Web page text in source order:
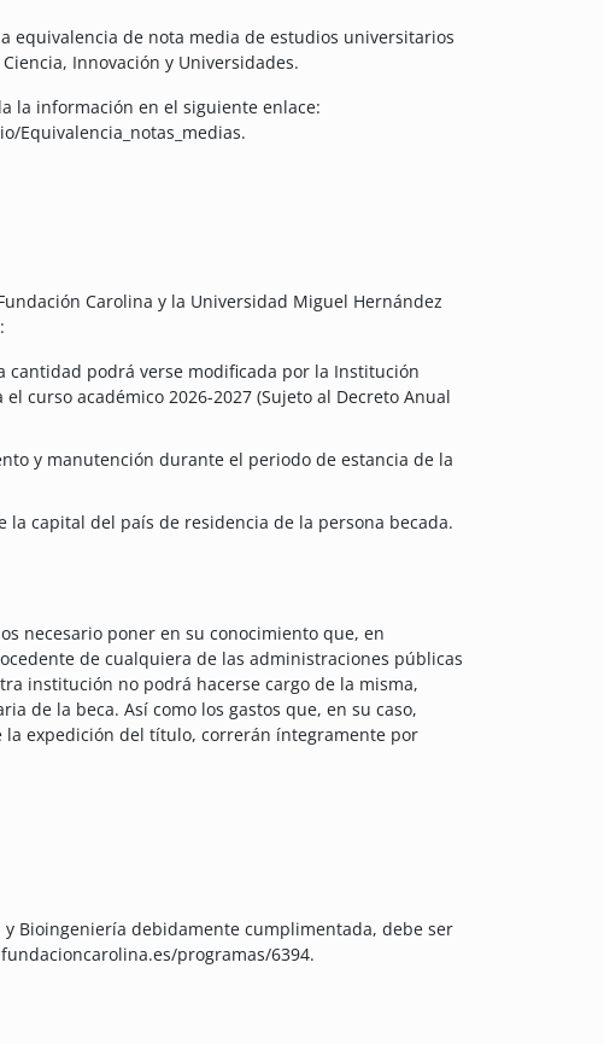
equivalencia de nota media de estudios universitarios
Innovación y Universidades.
la información en el siguiente enlace:
Equivalencia_notas_medias.
Carolina y la Universidad Miguel Hernández
cantidad podrá verse modificada por la Institución
curso académico 2026-2027 (Sujeto al Decreto Anual
y manutención durante el periodo de estancia de la
capital del país de residencia de la persona becada.
necesario poner en su conocimiento que, en
de cualquiera de las administraciones públicas
institución no podrá hacerse cargo de la misma,
de la beca. Así como los gastos que, en su caso,
expedición del título, correrán íntegramente por
Bioingeniería debidamente cumplimentada, debe ser
programas/6394.